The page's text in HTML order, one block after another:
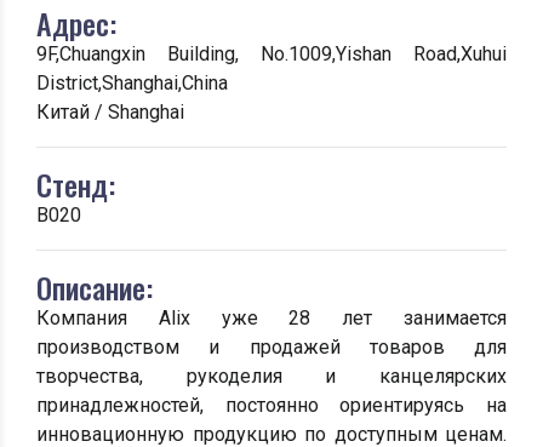
Адрес:
9F,Chuangxin Building, No.1009,Yishan Road,Xuhui
District,Shanghai,China
Китай / Shanghai
Стенд:
B020
Описание:
Компания Alix уже 28 лет занимается
производством и продажей товаров для
творчества, рукоделия и канцелярских
принадлежностей, постоянно ориентируясь на
инновационную продукцию по доступным ценам.